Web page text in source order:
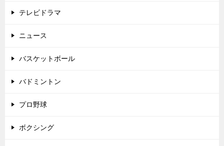
テレビドラマ
ニュース
バスケットボール
バドミントン
プロ野球
ボクシング